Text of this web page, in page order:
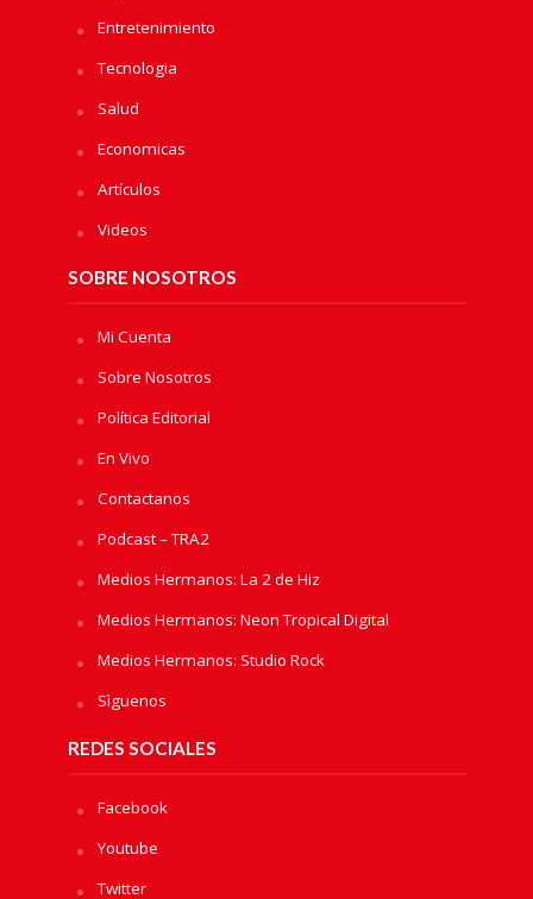
Entretenimiento
Tecnologia
Salud
Economicas
Artículos
Videos
SOBRE NOSOTROS
Mi Cuenta
Sobre Nosotros
Política Editorial
En Vivo
Contactanos
Podcast – TRA2
Medios Hermanos: La 2 de Hiz
Medios Hermanos: Neon Tropical Digital
Medios Hermanos: Studio Rock
Sìguenos
REDES SOCIALES
Facebook
Youtube
Twitter